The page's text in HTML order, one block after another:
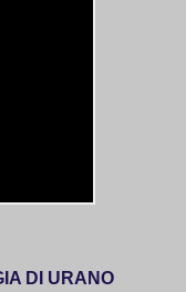
DI URANO